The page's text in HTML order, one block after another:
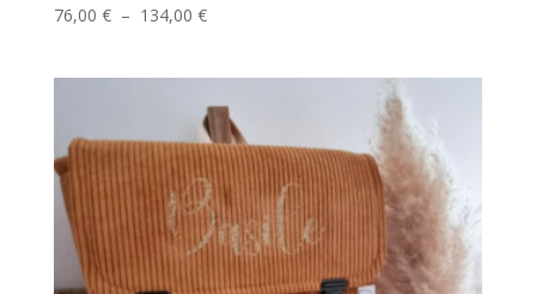
76,00 € – 134,00 €Plage
à
134,00 €